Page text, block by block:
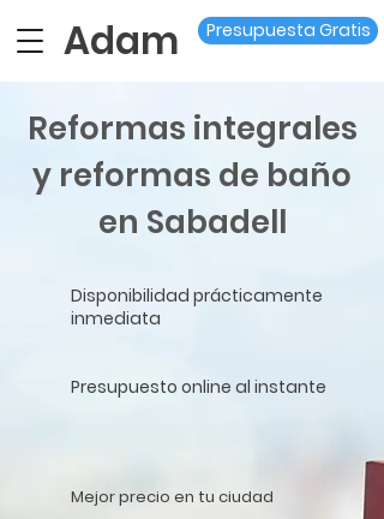
Adam Presupuesta Gratis
Reformas integrales
y reformas de baño
en Sabadell
Disponibilidad prácticamente
inmediata
Presupuesto online al instante
Mejor precio en tu ciudad